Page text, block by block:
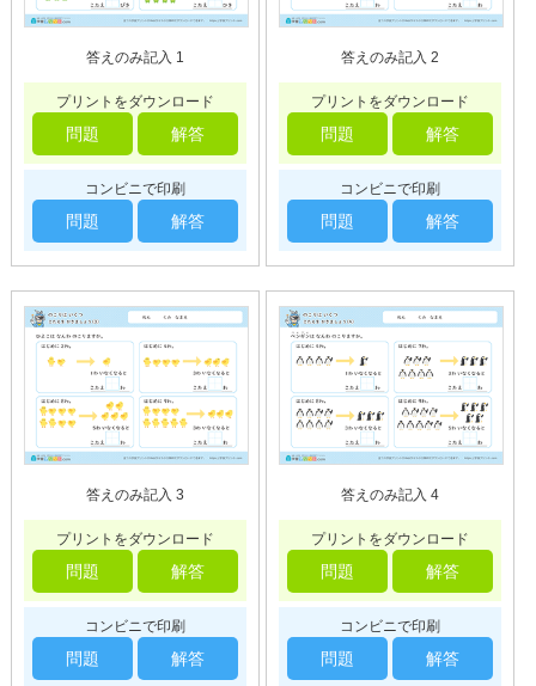
答えのみ記入 1
プリントをダウンロード
問題 解答
コンビニで印刷
問題 解答
答えのみ記入 2
プリントをダウンロード
問題 解答
コンビニで印刷
問題 解答
答えのみ記入 3
プリントをダウンロード
問題 解答
コンビニで印刷
問題 解答
答えのみ記入 4
プリントをダウンロード
問題 解答
コンビニで印刷
問題 解答